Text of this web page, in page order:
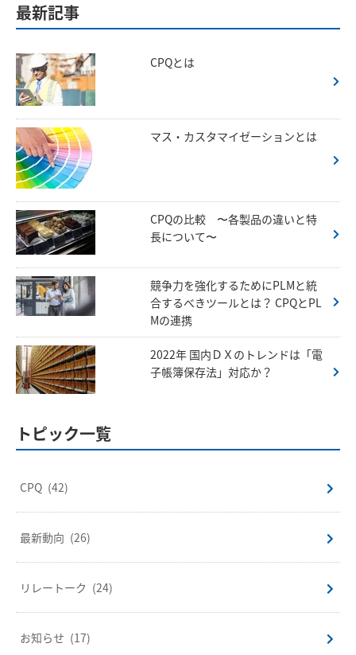
最新記事
CPQとは
マス・カスタマイゼーションとは
CPQの比較 〜各製品の違いと特
長について〜
競争力を強化するためにPLMと統
合するべきツールとは？ CPQとPL
Mの連携
2022年 国内ＤＸのトレンドは「電
子帳簿保存法」対応か？
トピック一覧
CPQ (42)
最新動向 (26)
リレートーク (24)
お知らせ (17)